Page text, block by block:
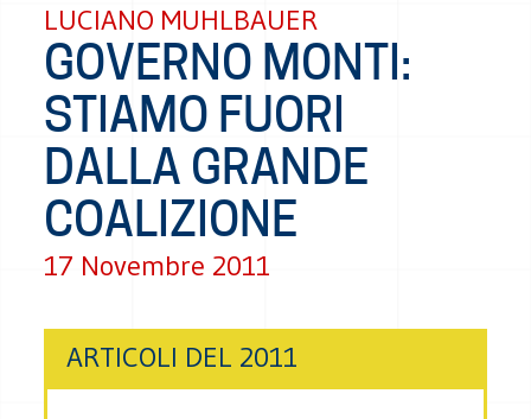
LUCIANO MUHLBAUER
GOVERNO MONTI:
STIAMO FUORI
DALLA GRANDE
COALIZIONE
17 Novembre 2011
ARTICOLI DEL 2011